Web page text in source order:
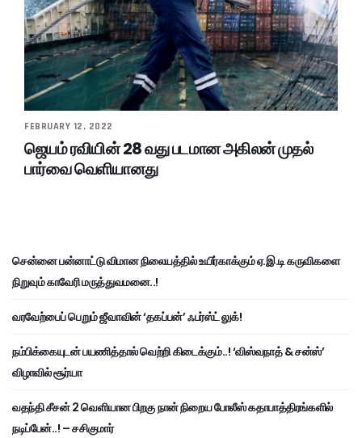
FEBRUARY 12, 2022
ஜெயம் ரவியின் 28 வது படமான அகிலன் முதல்
பார்வை வெளியானது
சென்னை பன்னாட்டு விமான நிலையத்தில் உயிர்காக்கும் ஏ.இ.டி கருவிகளை
நிறுவும் காவேரி மருத்துவமனை..!
வரவேற்பைப் பெறும் ஜீவாவின் ‘தகப்பன்’ ஃபர்ஸ்ட் லுக்!
நம்பிக்கையுடன் பயணித்தால் வெற்றி கிடைக்கும்..! ‘விஸ்வநாத் & சன்ஸ்’
விழாவில் சூர்யா
வதந்தி சீசன் 2 வெளியான பிறகு நான் நிறைய போலீஸ் கதாபாத்திரங்களில்
நடிப்பேன்..! – சசிகுமார்